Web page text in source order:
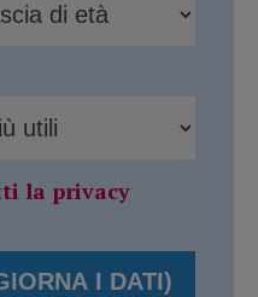
la privacy